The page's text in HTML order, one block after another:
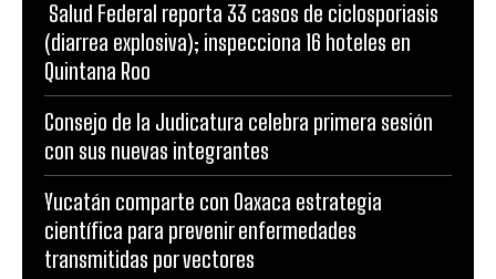
Salud Federal reporta 33 casos de ciclosporiasis
(diarrea explosiva); inspecciona 16 hoteles en
Quintana Roo
Consejo de la Judicatura celebra primera sesión
con sus nuevas integrantes
Yucatán comparte con Oaxaca estrategia
científica para prevenir enfermedades
transmitidas por vectores